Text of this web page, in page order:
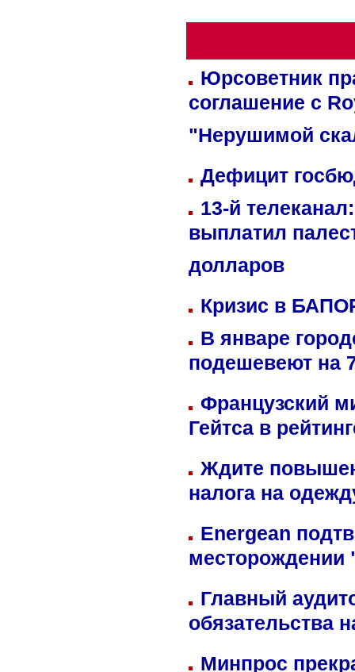
Юрсоветник
соглашение с
"Нерушимой
Дефицит
13-й
выплатил
долларов
Кризис в
В январе
подешевеют на
Французский
Гейтса в
Ждите
налога на
Energean
Главный
обязательства
Минпрос